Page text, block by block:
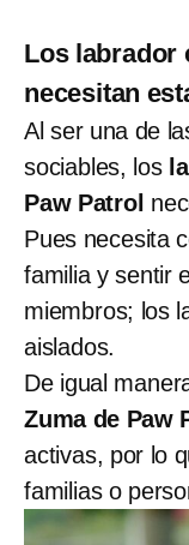
Los labrador
necesitan
Al ser una de
sociables, los
Paw Patrol
Pues necesita
familia y sentir
miembros; los
aislados.
De igual
Zuma de Paw
activas, por lo
familias o